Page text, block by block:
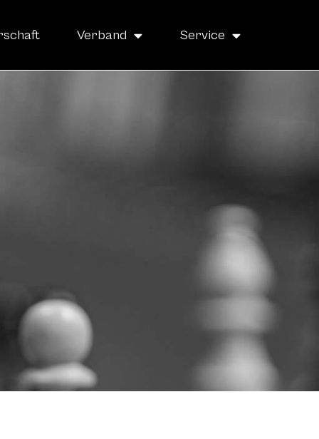
Verband Service